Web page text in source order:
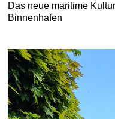
Das neue maritime
Binnenhafen